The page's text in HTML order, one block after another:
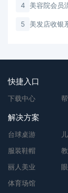
4 美容院会员
5 美发店收银
快捷入口
下载中心
解决方案
台球桌游
服装鞋帽
丽人美业
体育场馆